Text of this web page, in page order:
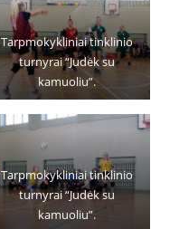
Tarpmokykliniai tinklinio
turnyrai “Judėk su
kamuoliu”.
Tarpmokykliniai tinklinio
turnyrai “Judėk su
kamuoliu”.